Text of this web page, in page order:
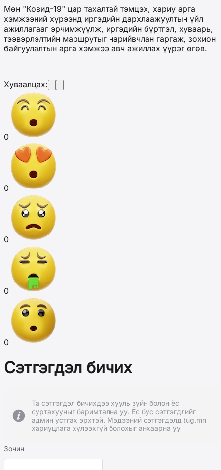
Мөн "Ковид-19" цар тахалтай тэмцэх, хариу арга
хэмжээний хүрээнд иргэдийн дархлаажуултын үйл
ажиллагааг эрчимжүүлж, иргэдийн бүртгэл, хуваарь,
тээвэрлэлтийн маршрутыг нарийвчлан гаргаж, зохион
байгуулалтын арга хэмжээ авч ажиллах үүрэг өгөв.
Хуваалцах:
0
0
0
0
0
Сэтгэгдэл бичих
Та сэтгэгдэл бичихдээ хууль зүйн болон ёс
суртахууныг баримтална уу. Ёс бус сэтгэгдлийг
админ устгах эрхтэй. Мэдээний сэтгэгдэлд tug.mn
хариуцлага хүлээхгүй болохыг анхаарна уу
Зочин